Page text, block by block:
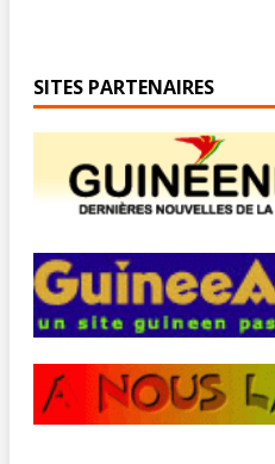
SITES PARTENAIRES